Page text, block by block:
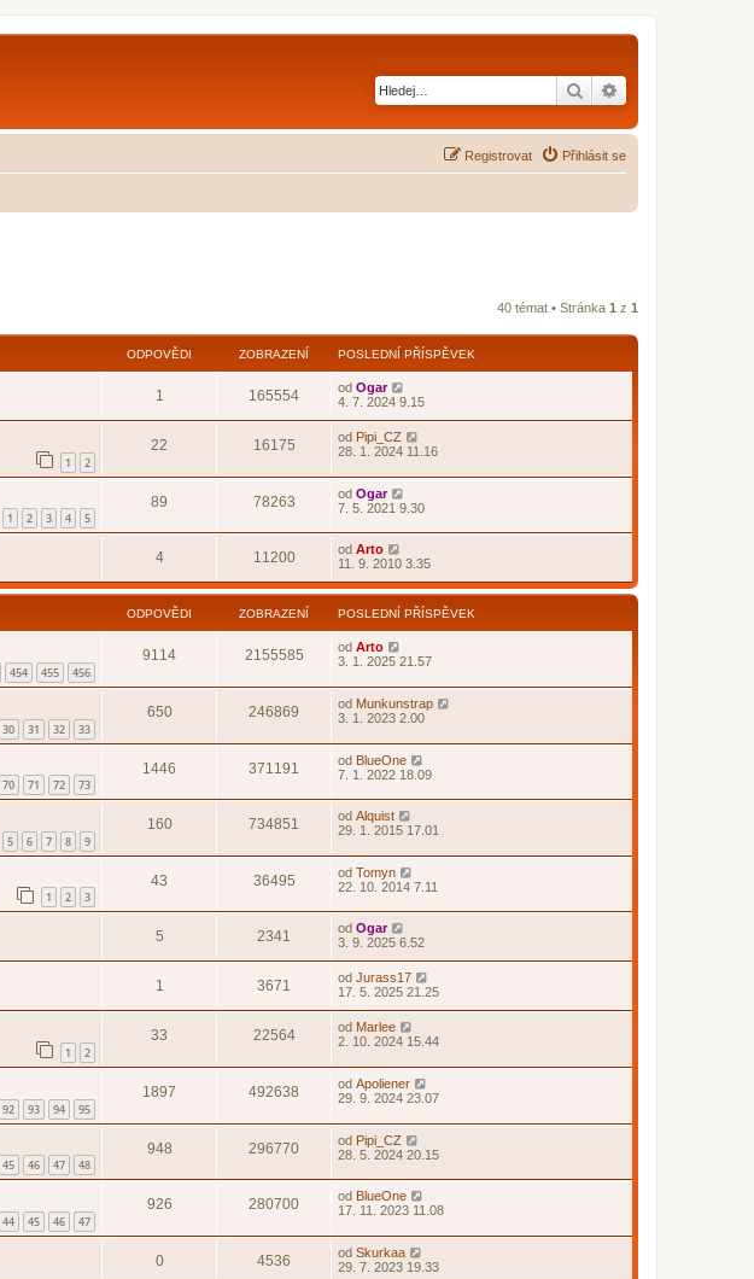
Hledat
Přihlásit se
Registrovat
40 témat • Stránka 1 z 1
ODPOVĚDI ZOBRAZENÍ POSLEDNÍ PŘÍSPĚVEK
1 165554 od Ogar
4. 7. 2024 9.15
1 2
22 16175 od Pipi_CZ
28. 1. 2024 11.16
1 2 3 4 5
89 78263 od Ogar
7. 5. 2021 9.30
4 11200 od Arto
11. 9. 2010 3.35
ODPOVĚDI ZOBRAZENÍ POSLEDNÍ PŘÍSPĚVEK
454 455 456
9114 2155585 od Arto
3. 1. 2025 21.57
30 31 32 33
650 246869 od Munkunstrap
3. 1. 2023 2.00
70 71 72 73
1446 371191 od BlueOne
7. 1. 2022 18.09
5 6 7 8 9
160 734851 od Alquist
29. 1. 2015 17.01
1 2 3
43 36495 od Tomyn
22. 10. 2014 7.11
5 2341 od Ogar
3. 9. 2025 6.52
1 3671 od Jurass17
17. 5. 2025 21.25
1 2
33 22564 od Marlee
2. 10. 2024 15.44
92 93 94 95
1897 492638 od Apoliener
29. 9. 2024 23.07
45 46 47 48
948 296770 od Pipi_CZ
28. 5. 2024 20.15
44 45 46 47
926 280700 od BlueOne
17. 11. 2023 11.08
0 4536 od Skurkaa
29. 7. 2023 19.33